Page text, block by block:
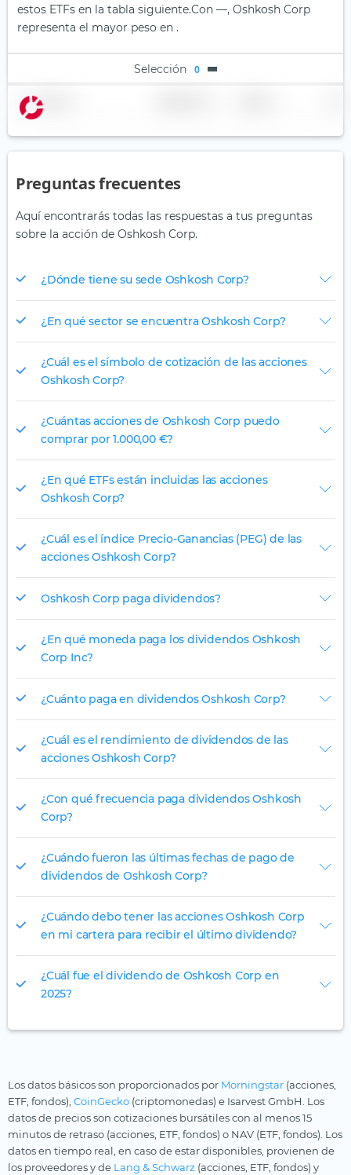
estos ETFs en la tabla siguiente.Con —, Oshkosh Corp
representa el mayor peso en .
Selección 0
Nombre
Preguntas frecuentes
Aquí encontrarás todas las respuestas a tus preguntas
sobre la acción de Oshkosh Corp.
¿Dónde tiene su sede Oshkosh Corp?
¿En qué sector se encuentra Oshkosh Corp?
¿Cuál es el símbolo de cotización de las acciones
Oshkosh Corp?
¿Cuántas acciones de Oshkosh Corp puedo
comprar por 1.000,00 €?
¿En qué ETFs están incluidas las acciones
Oshkosh Corp?
¿Cuál es el índice Precio-Ganancias (PEG) de las
acciones Oshkosh Corp?
Oshkosh Corp paga dividendos?
¿En qué moneda paga los dividendos Oshkosh
Corp Inc?
¿Cuánto paga en dividendos Oshkosh Corp?
¿Cuál es el rendimiento de dividendos de las
acciones Oshkosh Corp?
¿Con qué frecuencia paga dividendos Oshkosh
Corp?
¿Cuándo fueron las últimas fechas de pago de
dividendos de Oshkosh Corp?
¿Cuándo debo tener las acciones Oshkosh Corp
en mi cartera para recibir el último dividendo?
¿Cuál fue el dividendo de Oshkosh Corp en
2025?
Los datos básicos son proporcionados por Morningstar (acciones,
ETF, fondos), CoinGecko (criptomonedas) e Isarvest GmbH. Los
datos de precios son cotizaciones bursátiles con al menos 15
minutos de retraso (acciones, ETF, fondos) o NAV (ETF, fondos). Los
datos en tiempo real, en caso de estar disponibles, provienen de
los proveedores y de Lang & Schwarz (acciones, ETF, fondos) y